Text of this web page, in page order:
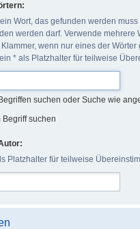
Wort, das gefunden werden muss
werden darf. Verwende mehrere
wenn nur eines der Wörter
* als Platzhalter für teilweise
suchen oder Suche wie
Begriff suchen
Platzhalter für teilweise